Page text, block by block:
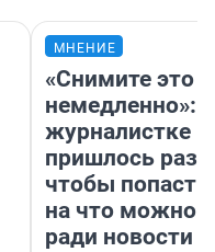
МНЕНИЕ
«Снимите это
немедленно»:
журналистке
пришлось
чтобы попасть
на что можно
ради новости